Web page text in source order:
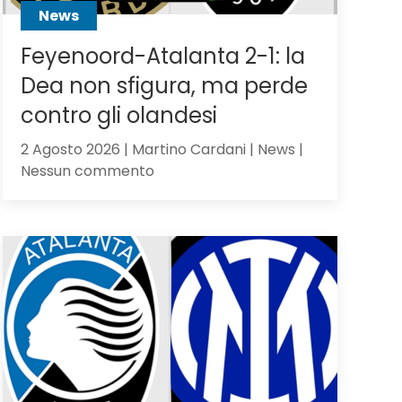
News
Feyenoord-Atalanta 2-1: la
Dea non sfigura, ma perde
contro gli olandesi
2 Agosto 2026 | Martino Cardani | News |
Nessun commentosu
2-
Dea
non
sfigura,
ma
perde